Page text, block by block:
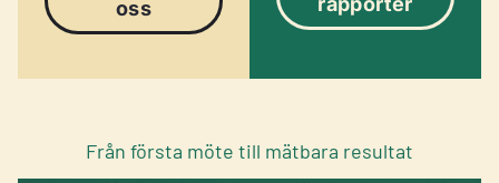
oss
Från första möte till mätbara resultat